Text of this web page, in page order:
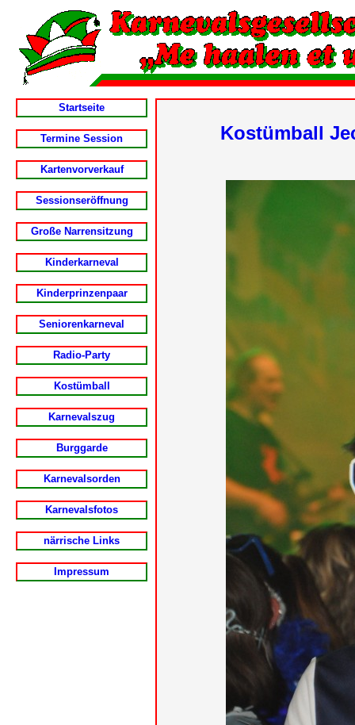
Startseite
Termine Session
Kartenvorverkauf
Sessionseröffnung
Große Narrensitzung
Kinderkarneval
Kinderprinzenpaar
Seniorenkarneval
Radio-Party
Kostümball
Karnevalszug
Burggarde
Karnevalsorden
Karnevalsfotos
närrische Links
Impressum
Kostümball